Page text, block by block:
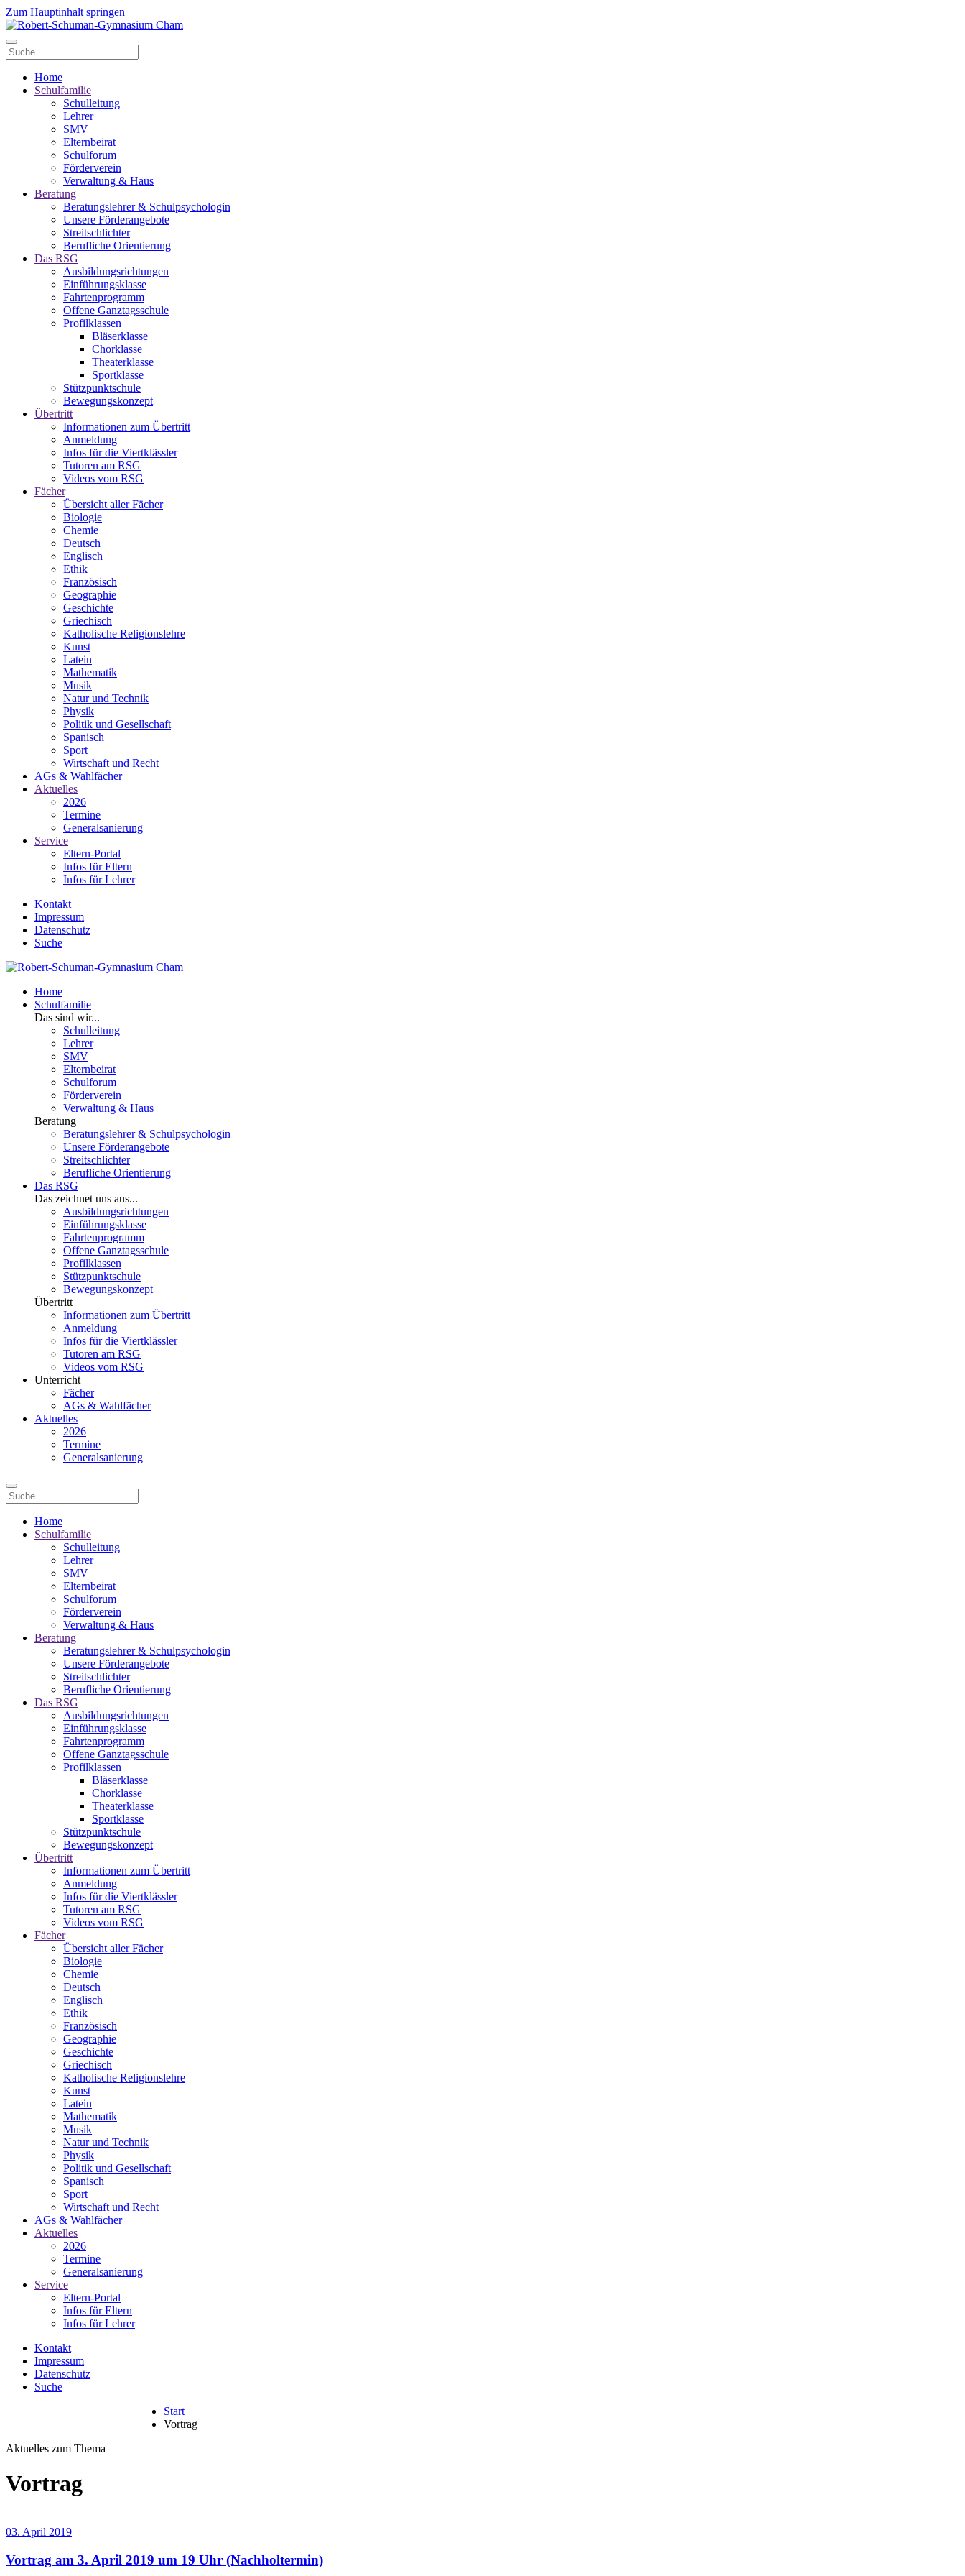
Zum Hauptinhalt springen
Home
Schulfamilie
Schulleitung
Lehrer
SMV
Elternbeirat
Schulforum
Förderverein
Verwaltung & Haus
Beratung
Beratungslehrer & Schulpsychologin
Unsere Förderangebote
Streitschlichter
Berufliche Orientierung
Das RSG
Ausbildungsrichtungen
Einführungsklasse
Fahrtenprogramm
Offene Ganztagsschule
Profilklassen
Bläserklasse
Chorklasse
Theaterklasse
Sportklasse
Stützpunktschule
Bewegungskonzept
Übertritt
Informationen zum Übertritt
Anmeldung
Infos für die Viertklässler
Tutoren am RSG
Videos vom RSG
Fächer
Übersicht aller Fächer
Biologie
Chemie
Deutsch
Englisch
Ethik
Französisch
Geographie
Geschichte
Griechisch
Katholische Religionslehre
Kunst
Latein
Mathematik
Musik
Natur und Technik
Physik
Politik und Gesellschaft
Spanisch
Sport
Wirtschaft und Recht
AGs & Wahlfächer
Aktuelles
2026
Termine
Generalsanierung
Service
Eltern-Portal
Infos für Eltern
Infos für Lehrer
Kontakt
Impressum
Datenschutz
Suche
Home
Schulfamilie
Das sind wir...
Schulleitung
Lehrer
SMV
Elternbeirat
Schulforum
Förderverein
Verwaltung & Haus
Beratung
Beratungslehrer & Schulpsychologin
Unsere Förderangebote
Streitschlichter
Berufliche Orientierung
Das RSG
Das zeichnet uns aus...
Ausbildungsrichtungen
Einführungsklasse
Fahrtenprogramm
Offene Ganztagsschule
Profilklassen
Stützpunktschule
Bewegungskonzept
Übertritt
Informationen zum Übertritt
Anmeldung
Infos für die Viertklässler
Tutoren am RSG
Videos vom RSG
Unterricht
Fächer
AGs & Wahlfächer
Aktuelles
2026
Termine
Generalsanierung
Home
Schulfamilie
Schulleitung
Lehrer
SMV
Elternbeirat
Schulforum
Förderverein
Verwaltung & Haus
Beratung
Beratungslehrer & Schulpsychologin
Unsere Förderangebote
Streitschlichter
Berufliche Orientierung
Das RSG
Ausbildungsrichtungen
Einführungsklasse
Fahrtenprogramm
Offene Ganztagsschule
Profilklassen
Bläserklasse
Chorklasse
Theaterklasse
Sportklasse
Stützpunktschule
Bewegungskonzept
Übertritt
Informationen zum Übertritt
Anmeldung
Infos für die Viertklässler
Tutoren am RSG
Videos vom RSG
Fächer
Übersicht aller Fächer
Biologie
Chemie
Deutsch
Englisch
Ethik
Französisch
Geographie
Geschichte
Griechisch
Katholische Religionslehre
Kunst
Latein
Mathematik
Musik
Natur und Technik
Physik
Politik und Gesellschaft
Spanisch
Sport
Wirtschaft und Recht
AGs & Wahlfächer
Aktuelles
2026
Termine
Generalsanierung
Service
Eltern-Portal
Infos für Eltern
Infos für Lehrer
Kontakt
Impressum
Datenschutz
Suche
Start
Vortrag
Aktuelles zum Thema
Vortrag
03. April 2019
Vortrag am 3. April 2019 um 19 Uhr (Nachholtermin)